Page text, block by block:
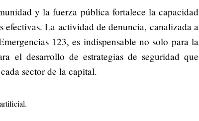
y la fuerza pública fortalece la capacidad
efectivas. La actividad de denuncia, canalizada a
123, es indispensable no solo para la
el desarrollo de estrategias de seguridad que
sector de la capital.